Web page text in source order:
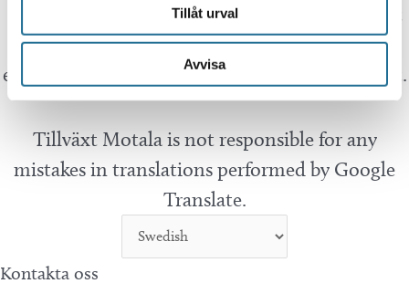
Tillåt urval
Avvisa
translation is being done by a machine and not
by a person. This means that you can never
expect the translation to be 100 percent correct.
Tillväxt Motala is not responsible for any
mistakes in translations performed by Google
Translate.
Kontakta oss